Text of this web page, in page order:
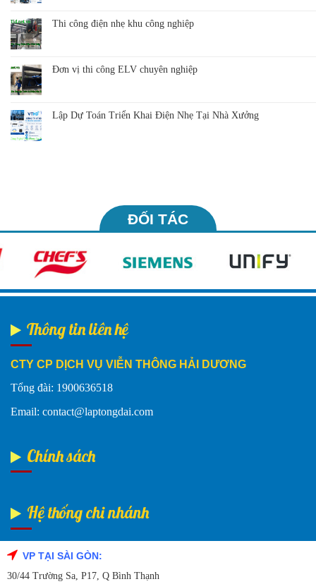
Thi công điện nhẹ khu công nghiệp
Đơn vị thi công ELV chuyên nghiệp
Lập Dự Toán Triển Khai Điện Nhẹ Tại Nhà Xưởng
ĐỐI TÁC
Thông tin liên hệ
CTY CP DỊCH VỤ VIỄN THÔNG HẢI DƯƠNG
Tổng đài: 1900636518
Email: contact@laptongdai.com
Chính sách
Hệ thống chi nhánh
VP TẠI SÀI GÒN:
30/44 Trường Sa, P17, Q Bình Thạnh
Fanpage Facebook